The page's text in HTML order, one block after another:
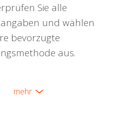
Sie alle
und wählen
bevorzugte
aus.
mehr